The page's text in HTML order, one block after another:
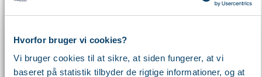
Hvorfor bruger vi cookies?
Vi bruger cookies til at sikre, at siden fungerer, at vi
baseret på statistik tilbyder de rigtige informationer, og at
Webinar
Workshop